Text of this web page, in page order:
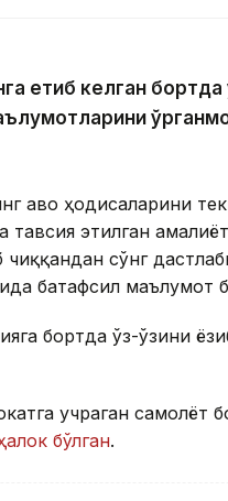
етиб келган
Ҳаво ҳодисаларини
этилган
чиққандан сўнг
батафсил маълумот
бортда ўз-ўзини
учраган самолёт
бўлган.